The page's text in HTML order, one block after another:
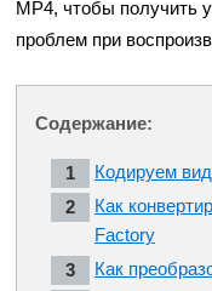
MP4, чтобы получить
проблем при
Содержание:
Кодируем
Как
Factory
Как